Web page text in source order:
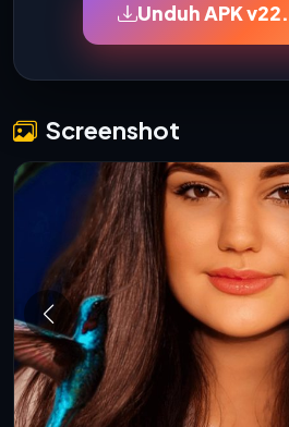
Unduh APK
Screenshot